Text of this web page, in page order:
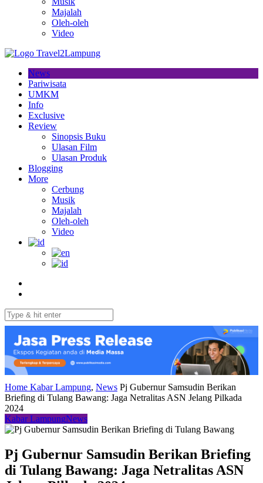
Majalah
Oleh-oleh
Video
News
Pariwisata
UMKM
Info
Exclusive
Review
Sinopsis Buku
Ulasan Film
Ulasan Produk
Blogging
More
Cerbung
Musik
Majalah
Oleh-oleh
Video
Home Kabar Lampung, News Pj Gubernur Samsudin Berikan
Briefing di Tulang Bawang: Jaga Netralitas ASN Jelang Pilkada
2024
Kabar LampungNews
Pj Gubernur Samsudin Berikan Briefing
di Tulang Bawang: Jaga Netralitas ASN